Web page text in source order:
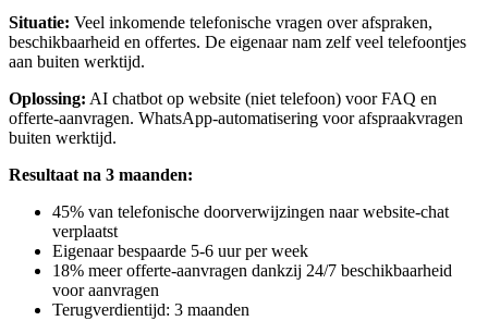
Situatie: Veel inkomende telefonische vragen over afspraken,
beschikbaarheid en offertes. De eigenaar nam zelf veel telefoontjes
aan buiten werktijd.
Oplossing: AI chatbot op website (niet telefoon) voor FAQ en
offerte-aanvragen. WhatsApp-automatisering voor afspraakvragen
buiten werktijd.
Resultaat na 3 maanden:
45% van telefonische doorverwijzingen naar website-chat
verplaatst
Eigenaar bespaarde 5-6 uur per week
18% meer offerte-aanvragen dankzij 24/7 beschikbaarheid
voor aanvragen
Terugverdientijd: 3 maanden